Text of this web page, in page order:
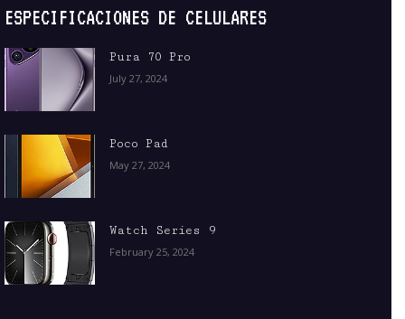
ESPECIFICACIONES DE CELULARES
Pura 70 Pro
July 27, 2024
Poco Pad
May 27, 2024
Watch Series 9
February 25, 2024